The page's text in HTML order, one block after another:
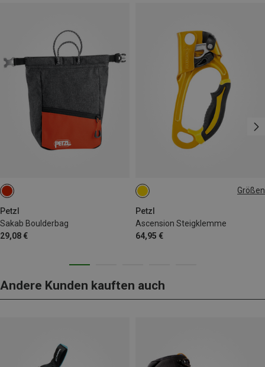
Petzl
Sakab Boulderbag
29,08 €
Größen
Petzl
Ascension Steigklemme
64,95 €
LEFT
Andere Kunden kauften auch